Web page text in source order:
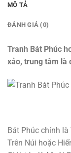
MÔ TẢ
ĐÁNH GIÁ (0)
Tranh Bát Phúc
xảo, trung tâm là
Bát Phúc chính
Trên Núi hoặc